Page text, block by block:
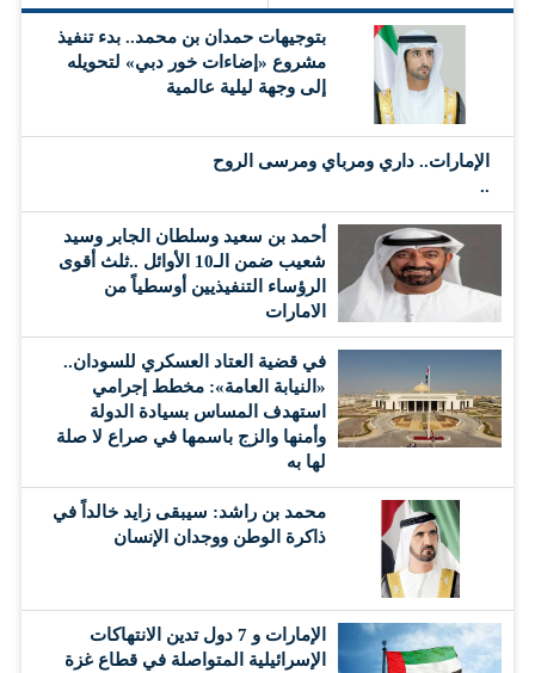
بتوجيهات حمدان بن محمد.. بدء تنفيذ
مشروع «إضاءات خور دبي» لتحويله
إلى وجهة ليلية عالمية
الإمارات.. داري ومرباي ومرسى الروح
..
أحمد بن سعيد وسلطان الجابر وسيد
شعيب ضمن الـ10 الأوائل ..ثلث أقوى
الرؤساء التنفيذيين أوسطياً من
الامارات
في قضية العتاد العسكري للسودان..
«النيابة العامة»: مخطط إجرامي
استهدف المساس بسيادة الدولة
وأمنها والزج باسمها في صراع لا صلة
لها به
محمد بن راشد: سيبقى زايد خالداً في
ذاكرة الوطن ووجدان الإنسان
الإمارات و 7 دول تدين الانتهاكات
الإسرائيلية المتواصلة في قطاع غزة